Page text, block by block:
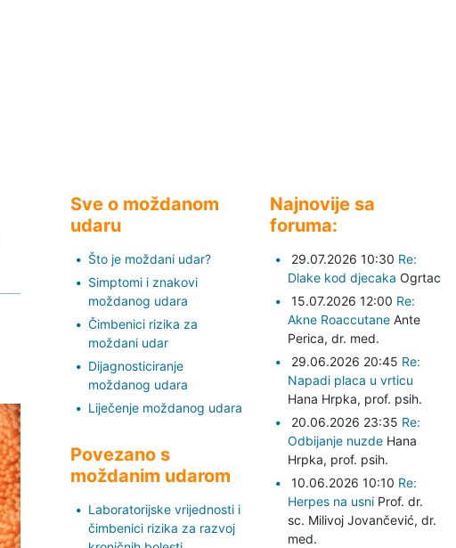
Sve o moždanom
udaru
Što je moždani udar?
Simptomi i znakovi
moždanog udara
Čimbenici rizika za
moždani udar
Dijagnosticiranje
moždanog udara
Liječenje moždanog udara
Povezano s
moždanim udarom
Laboratorijske vrijednosti i
čimbenici rizika za razvoj
Najnovije sa
foruma:
29.07.2026 10:30 Re:
Dlake kod djecaka Ogrtac
15.07.2026 12:00 Re:
Akne Roaccutane Ante
Perica, dr. med.
29.06.2026 20:45 Re:
Napadi placa u vrticu
Hana Hrpka, prof. psih.
20.06.2026 23:35 Re:
Odbijanje nuzde Hana
Hrpka, prof. psih.
10.06.2026 10:10 Re:
Herpes na usni Prof. dr.
sc. Milivoj Jovančević, dr.
med.